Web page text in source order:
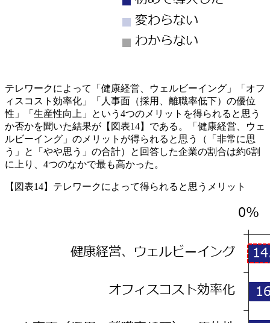
テレワークによって「健康経営、ウェルビーイング」「オフ
ィスコスト効率化」「人事面（採用、離職率低下）の優位
性」「生産性向上」という4つのメリットを得られると思う
か否かを聞いた結果が【図表14】である。「健康経営、ウェ
ルビーイング」のメリットが得られると思う（「非常に思
う」と「やや思う」の合計）と回答した企業の割合は約6割
に上り、4つのなかで最も高かった。
【図表14】テレワークによって得られると思うメリット